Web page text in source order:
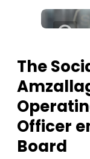
De Pen
Projecten
HR &
Housekeeping
The
Officer
Board